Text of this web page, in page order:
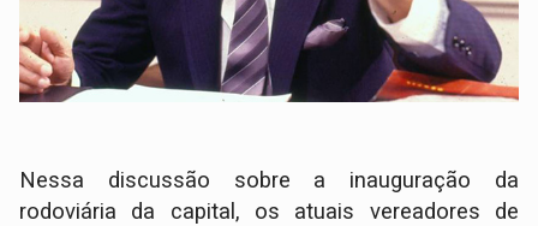
Nessa discussão sobre a inauguração da
rodoviária da capital, os atuais vereadores de